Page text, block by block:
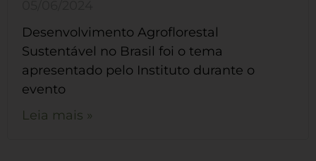
Desenvolvimento Agroflorestal
Sustentável no Brasil foi o tema
apresentado pelo Instituto durante o
evento
Leia mais »